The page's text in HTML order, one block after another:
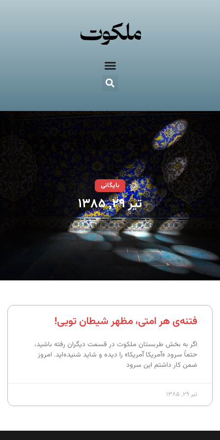
بایگانی
تیر ۲۹, ۱۳۸۵
فتنه‌ی هر امتی، مظهر شیطان تویی!
اگر به بخش طربستان ملکوت در قسمت دیگران رفته باشید،
حتماً سرود «آمریکا آمریکا» را دیده و شاید شنیده‌اید. امروز
ضمن کار داشتم این سرود
تیر ۲۹, ۱۳۸۵